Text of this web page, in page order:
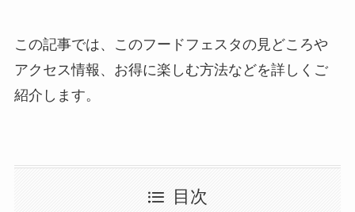
この記事では、このフードフェスタの見どころや
アクセス情報、お得に楽しむ方法などを詳しくご
紹介します。
目次